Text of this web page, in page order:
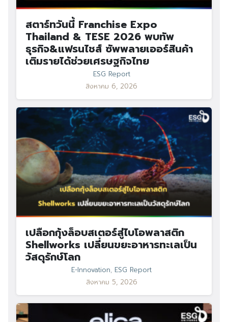
สตาร์ทวันนี้ Franchise Expo
Thailand & TESE 2026 พบทัพ
ธุรกิจ&แฟรนไชส์ ซัพพลายเออร์สินค้า
เติมรายได้ช่วยเศรษฐกิจไทย
ESG Report
สิงหาคม 6, 2026
เปลือกกุ้งล็อบสเตอร์สู่ไบโอพลาสติก
Shellworks เปลี่ยนขยะอาหารทะเลเป็น
วัสดุรักษ์โลก
E-Innovation, ESG Report
สิงหาคม 5, 2026